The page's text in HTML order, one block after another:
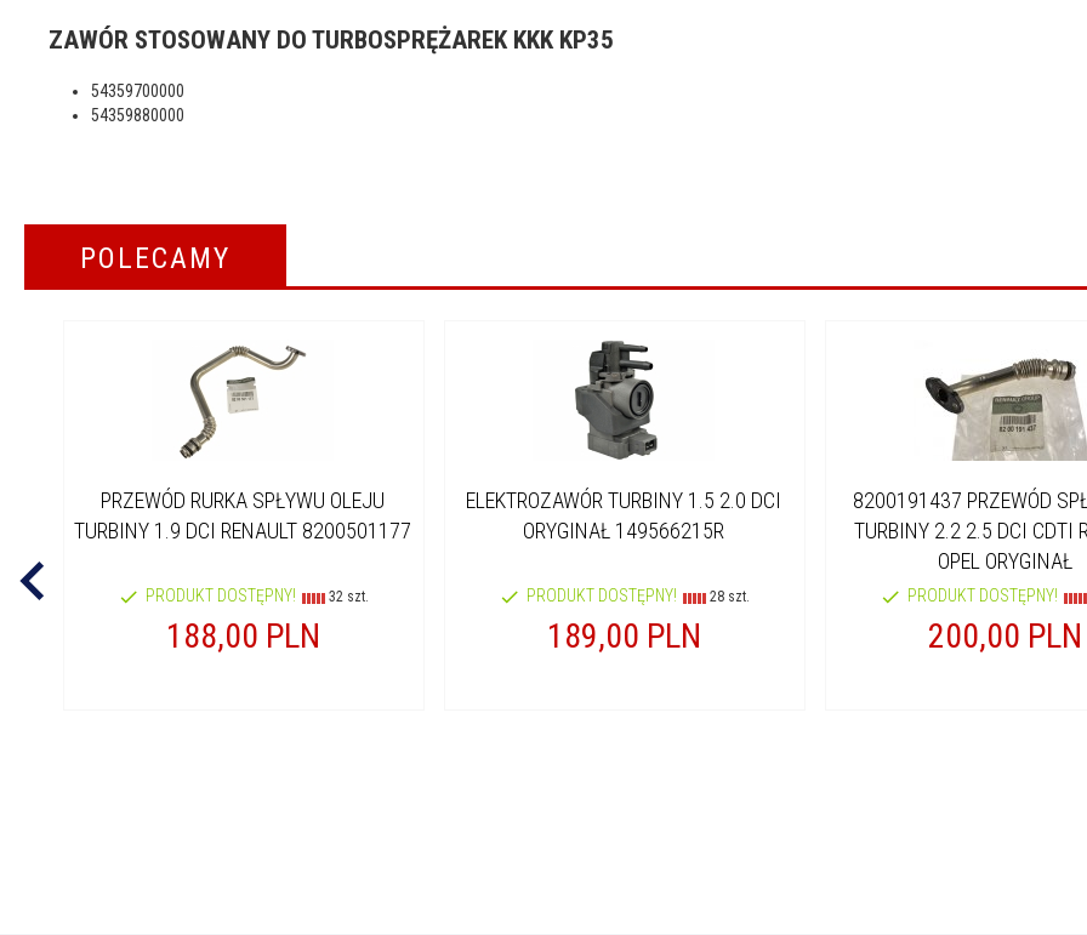
ZAWÓR STOSOWANY DO TURBOSPRĘŻAREK KKK KP35
54359700000
54359880000
POLECAMY
PRZEWÓD RURKA SPŁYWU OLEJU
TURBINY 1.9 DCI RENAULT 8200501177
PRODUKT DOSTĘPNY! 32 szt.
188,00 PLN
ELEKTROZAWÓR TURBINY 1.5 2.0 DCI
ORYGINAŁ 149566215R
PRODUKT DOSTĘPNY! 28 szt.
189,00 PLN
8200191437 PRZEWÓD
TURBINY 2.2 2.5 DCI CDTI
OPEL ORYGINAŁ
PRODUKT DOSTĘPNY!
200,00 PLN